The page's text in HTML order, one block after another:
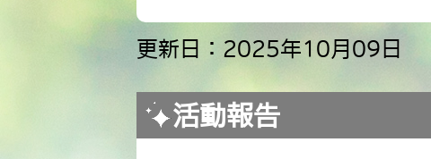
更新日：2025年10月09日
活動報告